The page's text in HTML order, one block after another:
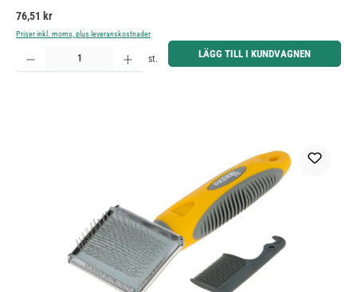
Ordinarie pris:
76,51 kr
Priser inkl. moms, plus leveranskostnader
Produktkvantitet: Ange önskat belopp eller använd knapparna för att öka eller minska kvantiteten.
st. LÄGG TILL I KUNDVAGNEN